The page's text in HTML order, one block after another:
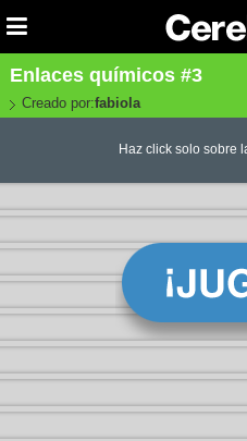
Enlaces químicos #3
Creado por:fabiola
Haz click solo sobre